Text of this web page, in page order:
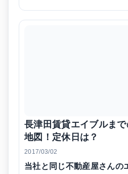
長津田賃貸エイブルま
地図！定休日は？
2017/03/02
当社と同じ不動産屋さんの